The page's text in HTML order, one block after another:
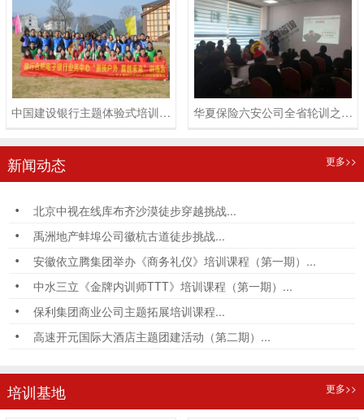
中国建设银行主题体验式培训课程 华夏保险六安公司全省轮训之《卓越员工成长体系训练》培训课程
新闻动态 更多>>
北京中视在线库布齐沙漠徒步穿越挑战...
禹洲地产蚌埠公司徽杭古道徒步挑战...
安徽依立腾集团举办《商务礼仪》培训课程（第一期）...
中水三立《金牌内训师TTT》培训课程（第一期）...
保利集团商业公司主题拓展培训课程...
高速开元国际大酒店主题团建活动（第二期）...
培训基地 更多>>